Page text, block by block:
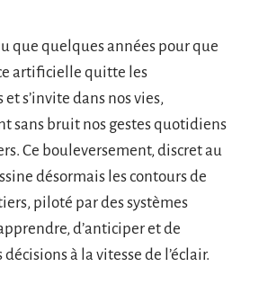
que quelques années pour que
artificielle quitte les
et s’invite dans nos vies,
sans bruit nos gestes quotidiens
Ce bouleversement, discret au
désormais les contours de
piloté par des systèmes
d’anticiper et de
à la vitesse de l’éclair.